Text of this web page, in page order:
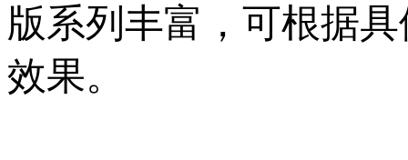
版系列丰富，可根据
效果。